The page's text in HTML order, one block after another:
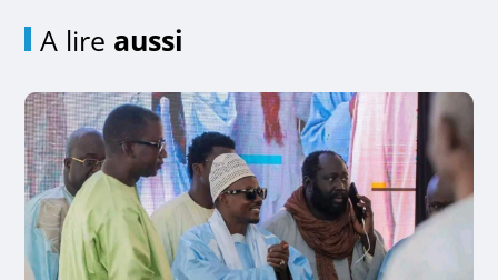
A lire aussi